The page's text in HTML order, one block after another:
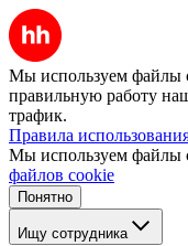
Мы используем файлы
правильную работу
трафик.
Правила
Мы используем файлы
файлов cookie
Понятно
Ищу сотрудника